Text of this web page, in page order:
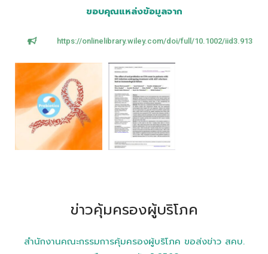
ขอบคุณแหล่งข้อมูลจาก
https://onlinelibrary.wiley.com/doi/full/10.1002/iid3.913
ข่าวคุ้มครองผู้บริโภค
สำนักงานคณะกรรมการคุ้มครองผู้บริโภค ขอส่งข่าว สคบ.